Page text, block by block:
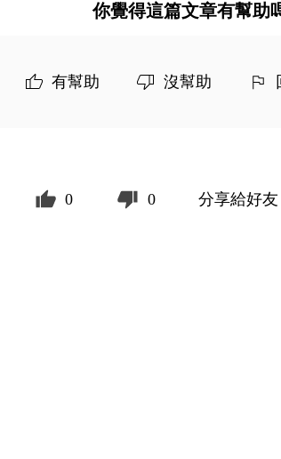
你覺得這篇文章有幫助
有幫助 沒幫助
0 0 分享給好友